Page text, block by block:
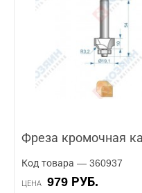
Фреза кромочная
Код товара — 360937
ЦЕНА 979 РУБ.